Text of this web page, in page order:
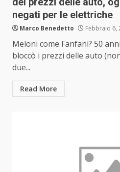
negati per le elettriche
Marco Benedetto Febbraio 6,
Meloni come Fanfani? 50
bloccò i prezzi delle auto
due...
Read More